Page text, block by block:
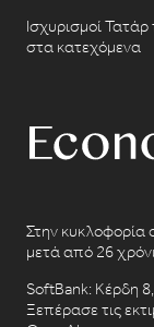
Ισχυρισμοί
στα κατεχόμενα
Στην κυκλοφορία
μετά από 26
SoftBank: Κέρδη
Ξεπέρασε τις